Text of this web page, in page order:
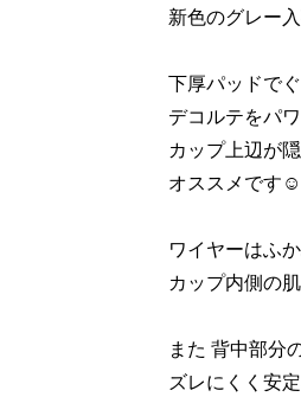
新色のグレー
下厚パッドで
デコルテをパ
カップ上辺が
オススメです☺️
ワイヤーはふ
カップ内側の
また 背中部分
ズレにくく安